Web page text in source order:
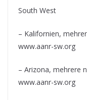
South West
– Kalifornien,
www.aanr-sw.org
– Arizona, mehrere
www.aanr-sw.org